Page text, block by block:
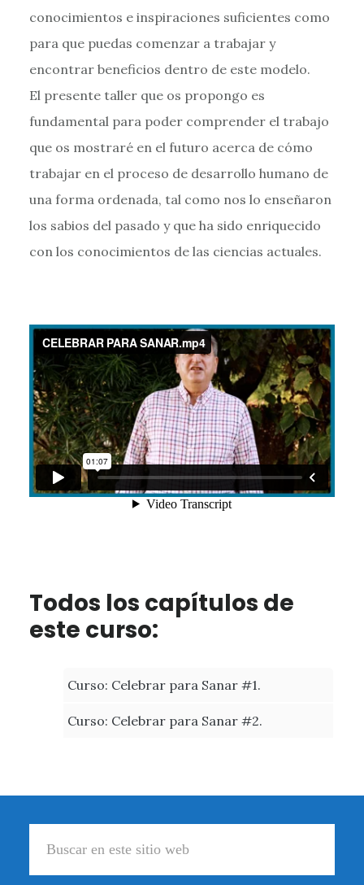
conocimientos e inspiraciones suficientes como
para que puedas comenzar a trabajar y
encontrar beneficios dentro de este modelo.
El presente taller que os propongo es
fundamental para poder comprender el trabajo
que os mostraré en el futuro acerca de cómo
trabajar en el proceso de desarrollo humano de
una forma ordenada, tal como nos lo enseñaron
los sabios del pasado y que ha sido enriquecido
con los conocimientos de las ciencias actuales.
Todos los capítulos de
este curso:
Curso: Celebrar para Sanar #1.
Curso: Celebrar para Sanar #2.